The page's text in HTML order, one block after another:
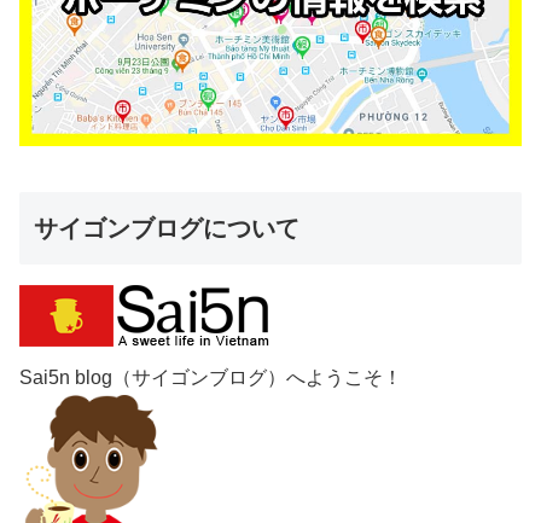
サイゴンブログについて
Sai5n blog（サイゴンブログ）へようこそ！